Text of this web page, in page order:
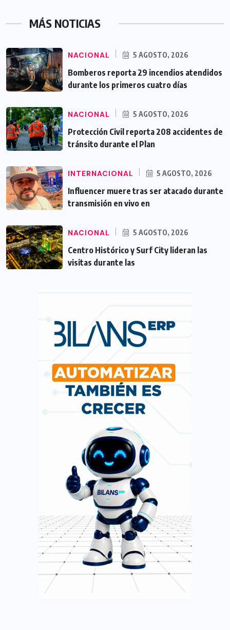
MÁS NOTICIAS
NACIONAL 5 AGOSTO, 2026
Bomberos reporta 29 incendios atendidos
durante los primeros cuatro días
NACIONAL 5 AGOSTO, 2026
Protección Civil reporta 208 accidentes de
tránsito durante el Plan
INTERNACIONAL 5 AGOSTO, 2026
Influencer muere tras ser atacado durante
transmisión en vivo en
NACIONAL 5 AGOSTO, 2026
Centro Histórico y Surf City lideran las
visitas durante las